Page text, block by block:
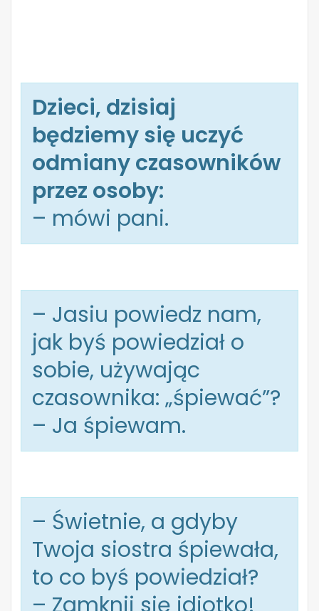
Dzieci, dzisiaj
będziemy się uczyć
odmiany czasowników
przez osoby:
– mówi pani.
– Jasiu powiedz nam,
jak byś powiedział o
sobie, używając
czasownika: „śpiewać”?
– Ja śpiewam.
– Świetnie, a gdyby
Twoja siostra śpiewała,
to co byś powiedział?